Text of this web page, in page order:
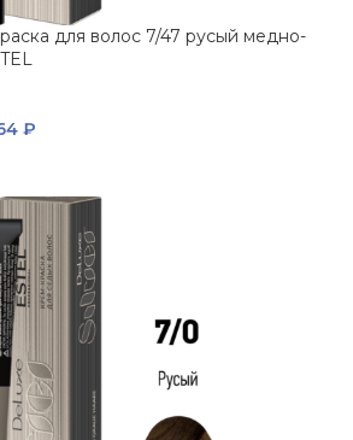
для волос 7/47 русый медно-
₽